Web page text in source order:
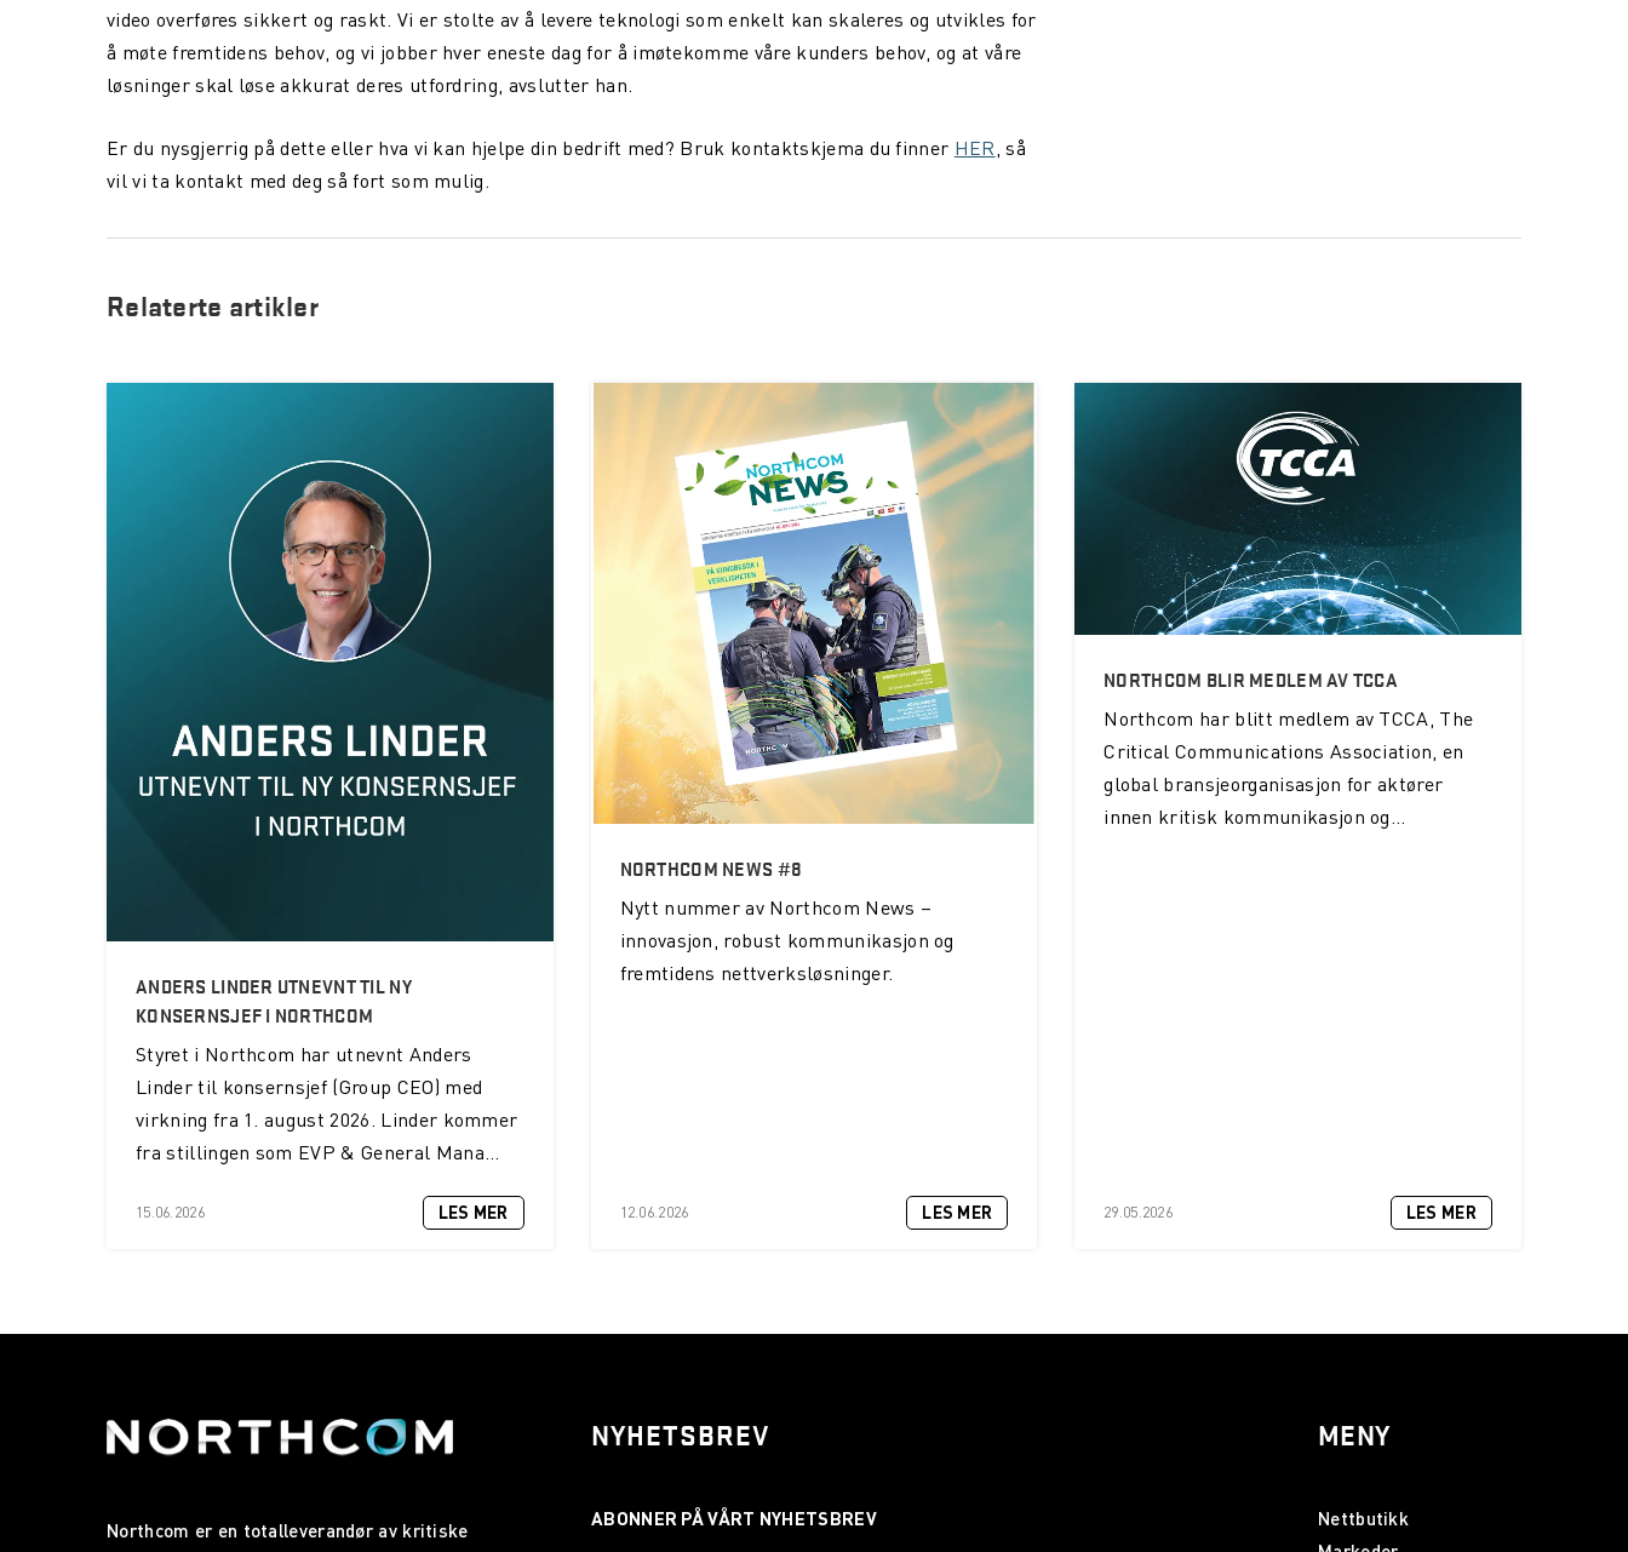
video overføres sikkert og raskt. Vi er stolte av å levere teknologi som enkelt kan skaleres og utvikles for
å møte fremtidens behov, og vi jobber hver eneste dag for å imøtekomme våre kunders behov, og at våre
løsninger skal løse akkurat deres utfordring, avslutter han.
Er du nysgjerrig på dette eller hva vi kan hjelpe din bedrift med? Bruk kontaktskjema du finner HER, så
vil vi ta kontakt med deg så fort som mulig.
Relaterte artikler
ANDERS LINDER UTNEVNT TIL NY
KONSERNSJEF I NORTHCOM
Styret i Northcom har utnevnt Anders
Linder til konsernsjef (Group CEO) med
virkning fra 1. august 2026. Linder kommer
fra stillingen som EVP & General Mana...
15.06.2026 LES MER
NORTHCOM NEWS #8
Nytt nummer av Northcom News –
innovasjon, robust kommunikasjon og
fremtidens nettverksløsninger.
12.06.2026 LES MER
NORTHCOM BLIR MEDLEM AV TCCA
Northcom har blitt medlem av TCCA, The
Critical Communications Association, en
global bransjeorganisasjon for aktører
innen kritisk kommunikasjon og...
29.05.2026 LES MER
Northcom er en totalleverandør av kritiske
NYHETSBREV MENY
Nettbutikk